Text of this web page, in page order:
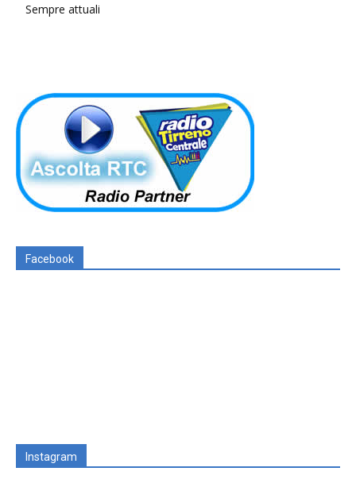
Sempre attuali
Facebook
Instagram